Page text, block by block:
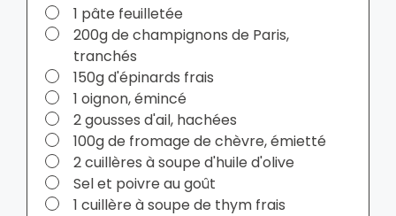
▢1 pâte feuilletée
▢
200g de champignons de Paris,
tranchés
▢
150g d'épinards frais
▢1 oignon, émincé
▢
2 gousses d'ail, hachées
▢
100g de fromage de chèvre, émietté
▢
2 cuillères à soupe d'huile d'olive
▢
Sel et poivre au goût
▢1 cuillère à soupe de thym frais